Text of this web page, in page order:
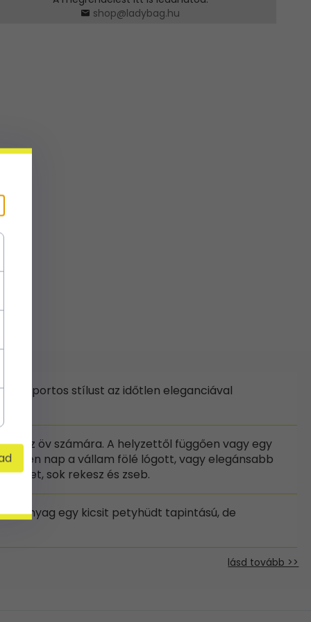
shop@ladybag.hu
a sportos stílust az időtlen eleganciával
az öv számára. A helyzettől függően vagy egy
nap a vállam fölé lógott, vagy elegánsabb
sok rekesz és zseb.
anyag egy kicsit petyhüdt tapintású, de
lásd tovább >>